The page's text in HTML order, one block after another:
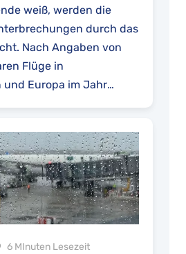
weiß, werden die
durch das
Nach Angaben von
Flüge in
und Europa im Jahr
6 MInuten Lesezeit